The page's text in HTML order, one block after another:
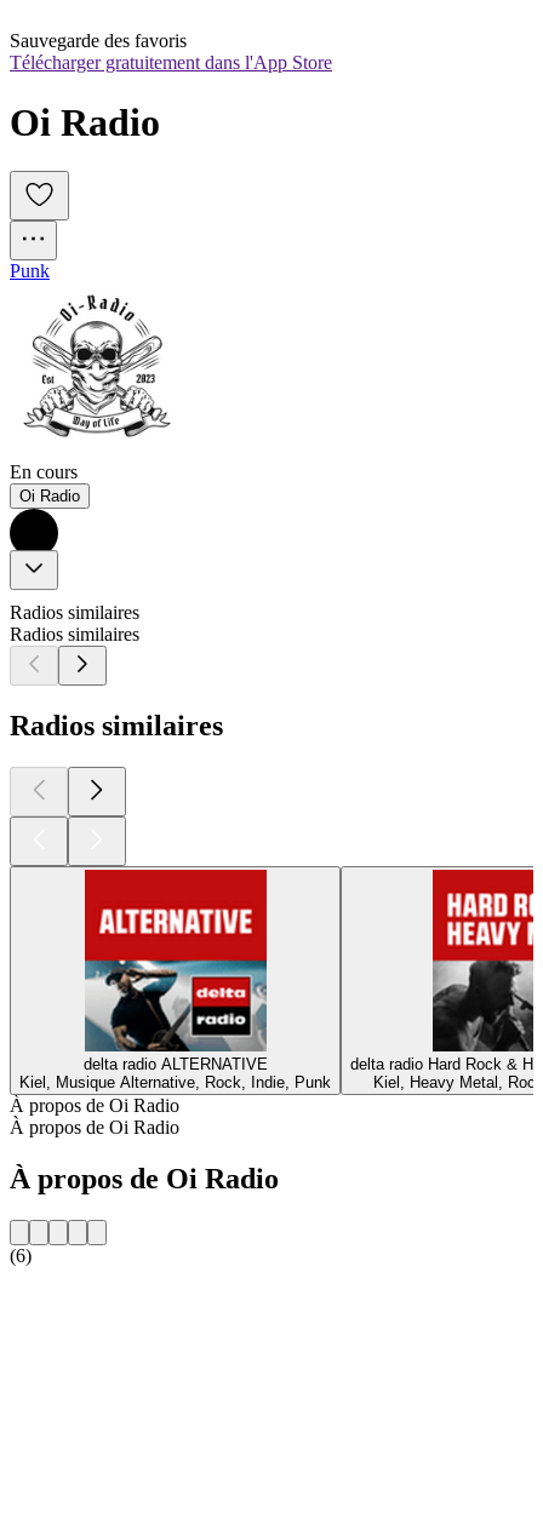
Sauvegarde des favoris
Télécharger gratuitement dans l'App Store
Oi Radio
Punk
En cours
Oi Radio
Radios similaires
Radios similaires
Radios similaires
delta radio ALTERNATIVE
Kiel, Musique Alternative, Rock, Indie, Punk
delta radio Hard Rock &
Kiel, Heavy Metal,
À propos de Oi Radio
À propos de Oi Radio
À propos de Oi Radio
(6)